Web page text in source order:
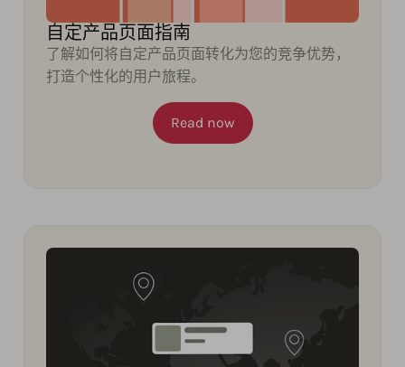
自定产品页面指南
了解如何将自定产品页面转化为您的竞争优势，
打造个性化的用户旅程。
Read now